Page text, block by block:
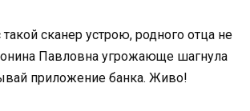
сканер устрою, родного отца не
Павловна угрожающе шагнула
приложение банка. Живо!